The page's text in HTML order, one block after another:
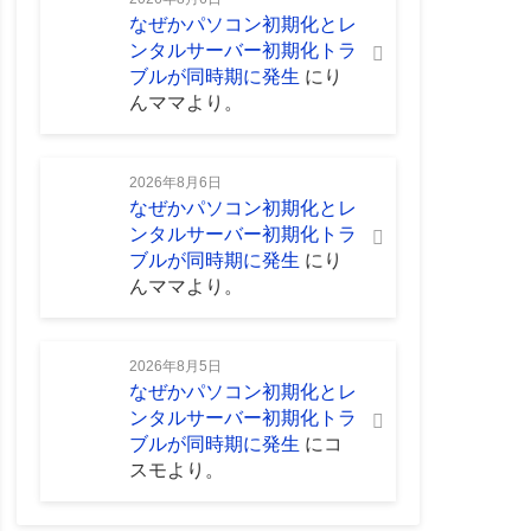
なぜかパソコン初期化とレ
ンタルサーバー初期化トラ
ブルが同時期に発生 に り
んママより。
2026年8月6日
なぜかパソコン初期化とレ
ンタルサーバー初期化トラ
ブルが同時期に発生 に り
んママより。
2026年8月5日
なぜかパソコン初期化とレ
ンタルサーバー初期化トラ
ブルが同時期に発生 に コ
スモより。